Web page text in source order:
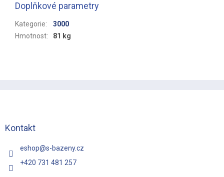
Doplňkové parametry
Kategorie:
3000
Hmotnost: 81 kg
Kontakt
eshop@s-bazeny.cz
+420 731 481 257